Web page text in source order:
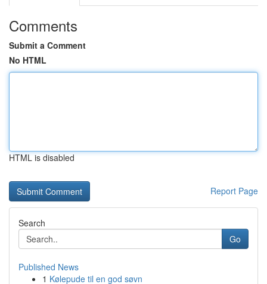
Comments
Submit a Comment
No HTML
HTML is disabled
Report Page
Search
Go
Published News
1 Kølepude til en god søvn